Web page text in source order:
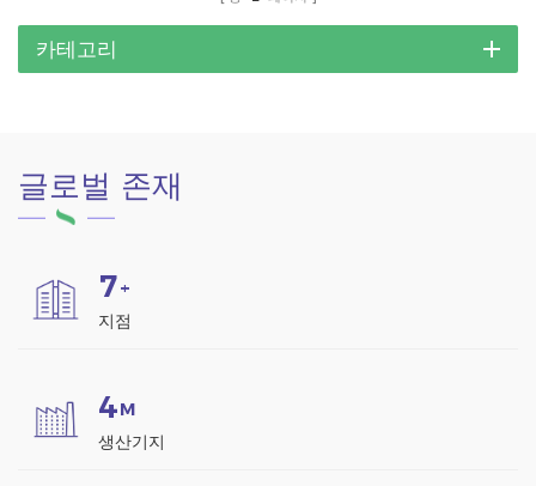
카테고리
글로벌 존재
7+
지점
4M
생산기지